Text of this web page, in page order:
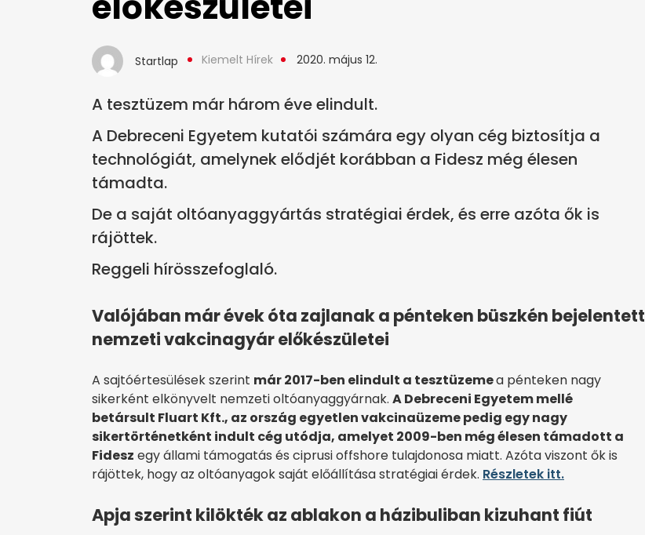
Startlap Kiemelt Hírek 2020. május 12.
A tesztüzem már három éve elindult.
A Debreceni Egyetem kutatói számára egy olyan cég biztosítja a
technológiát, amelynek elődjét korábban a Fidesz még élesen
támadta.
De a saját oltóanyaggyártás stratégiai érdek, és erre azóta ők is
rájöttek.
Reggeli hírösszefoglaló.
Valójában már évek óta zajlanak a pénteken büszkén bejelentett
nemzeti vakcinagyár előkészületei
A sajtóértesülések szerint már 2017-ben elindult a tesztüzemea pénteken nagy
sikerként elkönyvelt nemzeti oltóanyaggyárnak. A Debreceni Egyetem mellé
betársult Fluart Kft., az ország egyetlen vakcinaüzeme pedig egy nagy
sikertörténetként indult cég utódja, amelyet 2009-ben még élesen támadott a
Fidesz egy állami támogatás és ciprusi offshore tulajdonosa miatt. Azóta viszont ők is
rájöttek, hogy az oltóanyagok saját előállítása stratégiai érdek. Részletek itt.
Apja szerint kilökték az ablakon a házibuliban kizuhant fiút